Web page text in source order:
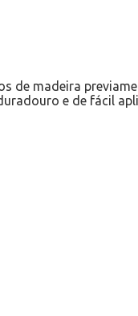
de madeira
e de fácil